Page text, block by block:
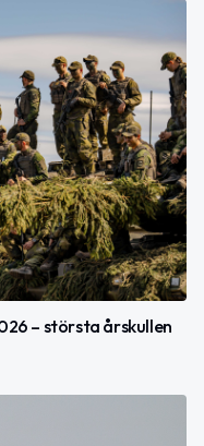
– största årskullen